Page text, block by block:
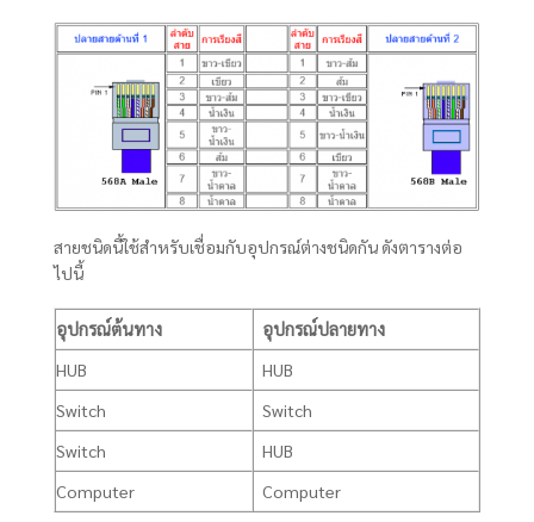
สายชนิดนี้ใช้สำหรับเชื่อมกับอุปกรณ์ต่างชนิดกัน ดังตารางต่อ
ไปนี้
อุปกรณ์ต้นทาง
อุปกรณ์ปลายทาง
HUB
HUB
Switch
Switch
Switch
HUB
Computer
Computer